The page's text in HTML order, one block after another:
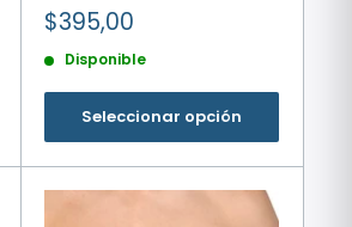
Precio
de
venta
$395,00
Disponible
Seleccionar opción